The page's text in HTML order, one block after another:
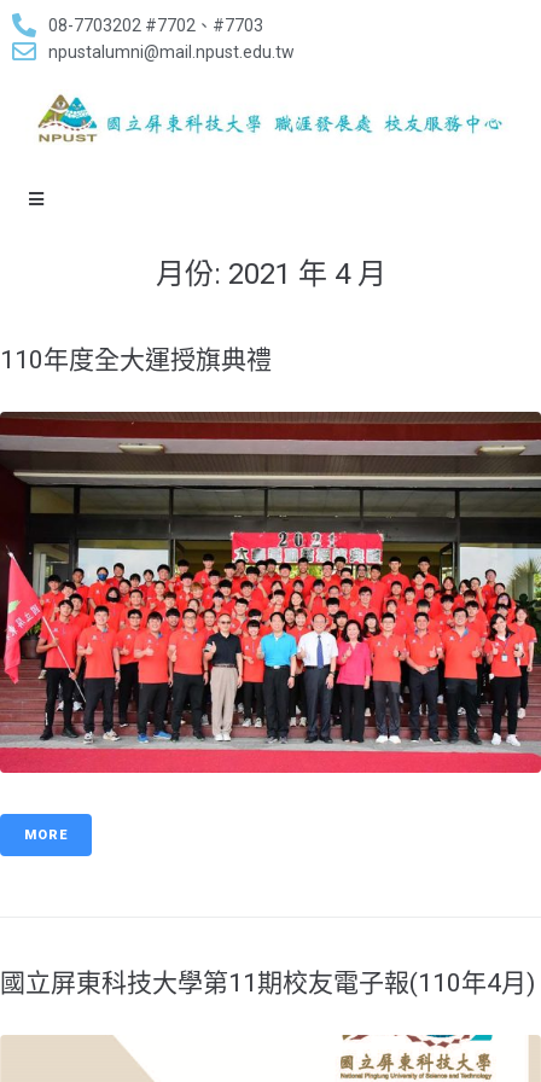
08-7703202 #7702、#7703
npustalumni@mail.npust.edu.tw
月份: 2021 年 4 月
110年度全大運授旗典禮
MORE
國立屏東科技大學第11期校友電子報(110年4月)